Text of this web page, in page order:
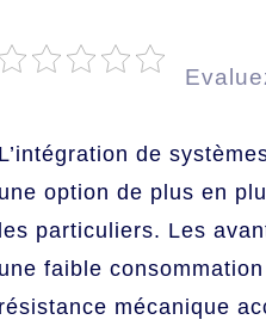
L’intégration de
une option de plus en
les particuliers. Les
une faible
résistance mécanique